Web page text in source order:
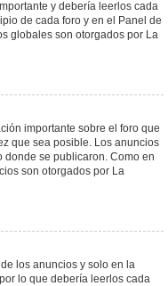
y debería leerlos cada
de cada foro y en el Panel de
globales son otorgados por La
importante sobre el foro que
que sea posible. Los anuncios
se publicaron. Como en
son otorgados por La
los anuncios y solo en la
lo que debería leerlos cada